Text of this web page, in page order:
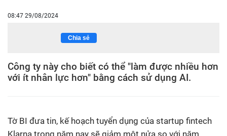
08:47 29/08/2024
Chia sẻ
Công ty này cho biết có thể "làm được nhiều hơn
với ít nhân lực hơn" bằng cách sử dụng AI.
Tờ BI đưa tin, kế hoạch tuyển dụng của startup fintech
Klarna trong năm nay sẽ giảm một nửa so với năm